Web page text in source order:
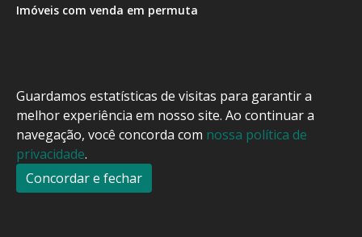
Guardamos estatísticas de visitas para garantir a
melhor experiência em nosso site. Ao continuar a
navegação, você concorda com nossa política de
privacidade.
Concordar e fechar
Imóveis com venda em permuta
Casa com piscina
Apartamento com piscina
Condomínio fechado